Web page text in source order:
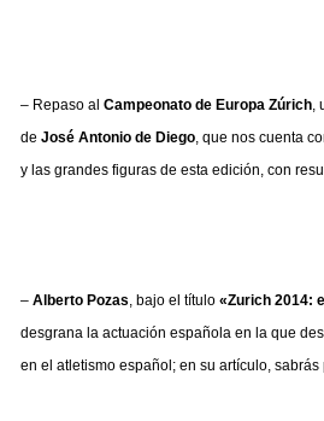
– Repaso al Campeonato de Europa Zúrich,
de José Antonio de Diego, que nos cuenta
y las grandes figuras de esta edición, con
– Alberto Pozas, bajo el título «Zurich 2014:
desgrana la actuación española en la que
en el atletismo español; en su artículo, sabrás